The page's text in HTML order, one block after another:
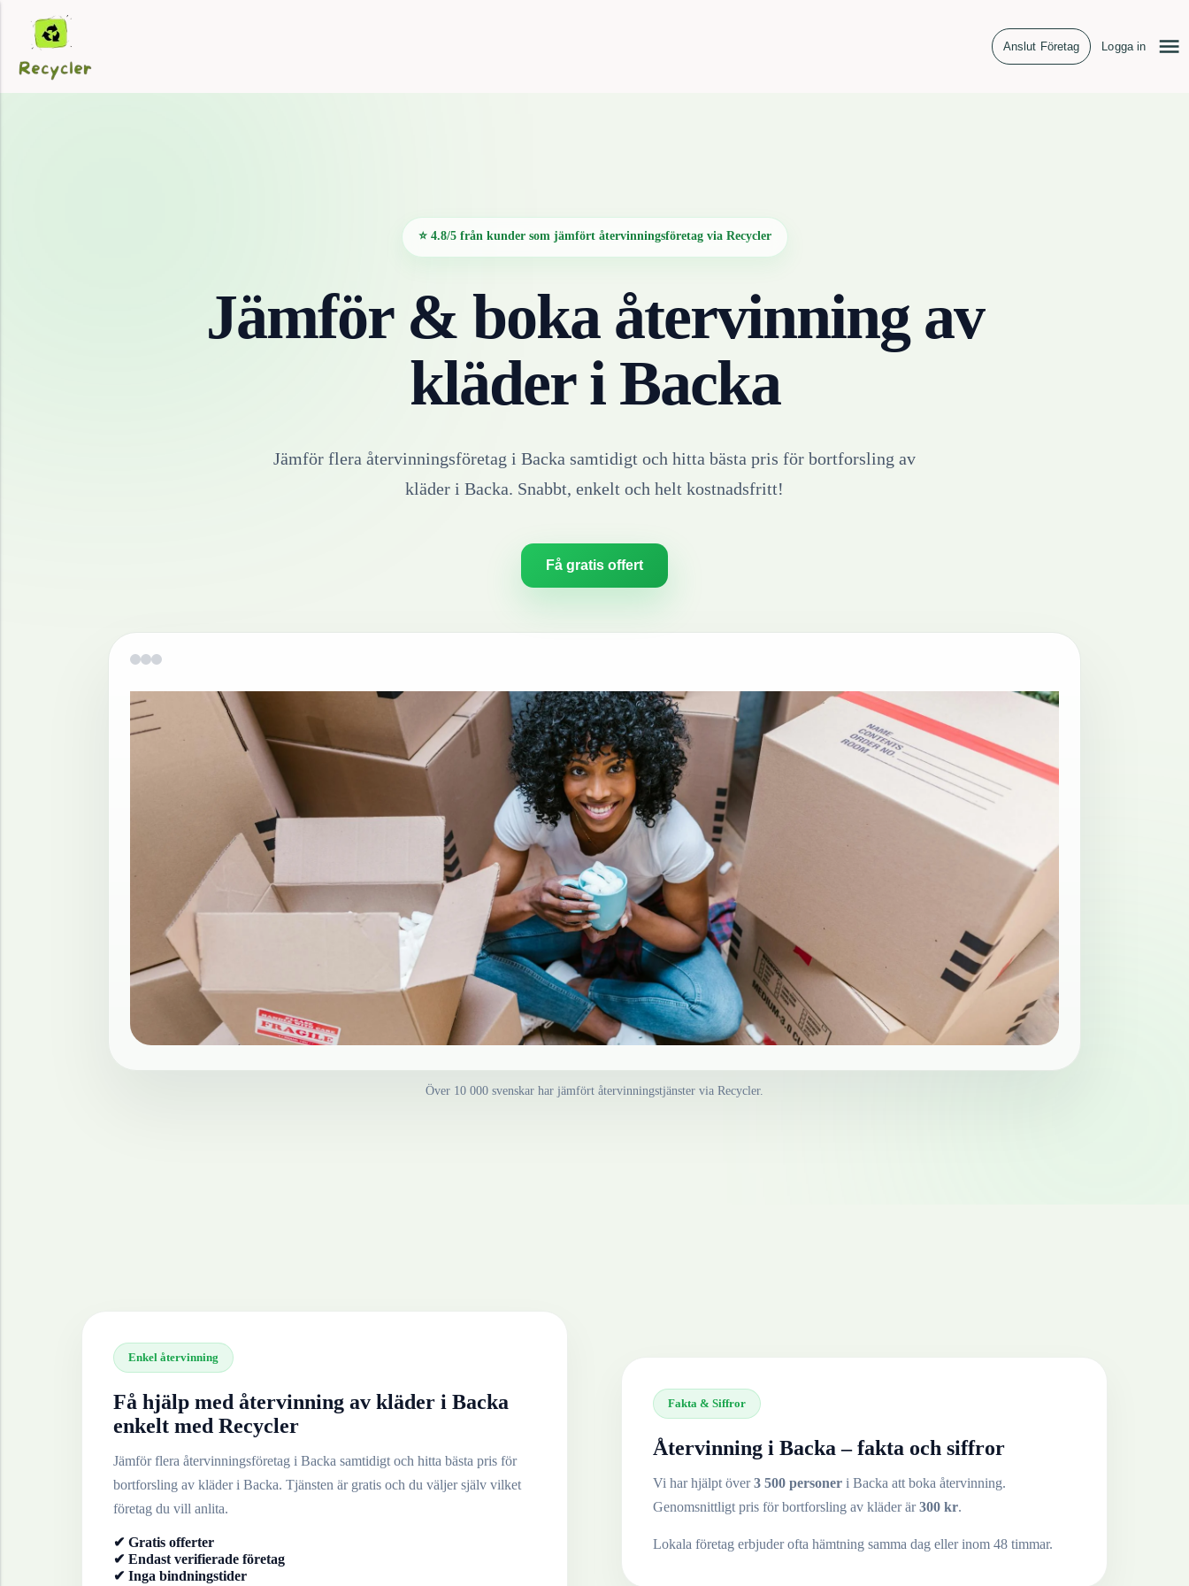
Anslut Företag Logga in
⭐ 4.8/5 från kunder som jämfört återvinningsföretag via Recycler
Jämför & boka återvinning av
kläderi Backa
Jämför flera återvinningsföretag i Backa samtidigt och hitta bästa pris för bortforsling av
kläder i Backa. Snabbt, enkelt och helt kostnadsfritt!
Få gratis offert
Över 10 000 svenskar har jämfört återvinningstjänster via Recycler.
Enkel återvinning
Få hjälp med återvinning av kläder i Backa
enkelt med Recycler
Jämför flera återvinningsföretag i Backa samtidigt och hitta bästa pris för
bortforsling av kläderi Backa. Tjänsten är gratis och du väljer själv vilket
företag du vill anlita.
✔ Gratis offerter
✔ Endast verifierade företag
✔ Inga bindningstider
Fakta & Siffror
Återvinning i Backa – fakta och siffror
Vi har hjälpt över3 500 personer i Backa att boka återvinning.
Genomsnittligt pris för bortforsling av kläderär300 kr.
Lokala företag erbjuder ofta hämtning samma dag eller inom 48 timmar.